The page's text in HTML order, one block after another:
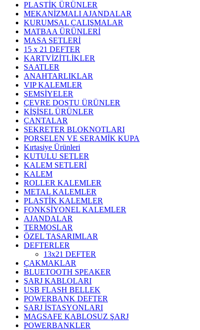
PLASTİK ÜRÜNLER
MEKANİZMALI AJANDALAR
KURUMSAL ÇALIŞMALAR
MATBAA ÜRÜNLERİ
MASA SETLERİ
15 x 21 DEFTER
KARTVİZİTLİKLER
SAATLER
ANAHTARLIKLAR
VIP KALEMLER
ŞEMSİYELER
ÇEVRE DOSTU ÜRÜNLER
KİŞİSEL ÜRÜNLER
ÇANTALAR
SEKRETER BLOKNOTLARI
PORSELEN VE SERAMİK KUPA
Kırtasiye Ürünleri
KUTULU SETLER
KALEM SETLERİ
KALEM
ROLLER KALEMLER
METAL KALEMLER
PLASTİK KALEMLER
FONKSİYONEL KALEMLER
AJANDALAR
TERMOSLAR
ÖZEL TASARIMLAR
DEFTERLER
13x21 DEFTER
ÇAKMAKLAR
BLUETOOTH SPEAKER
ŞARJ KABLOLARI
USB FLASH BELLEK
POWERBANK DEFTER
ŞARJ İSTASYONLARI
MAGSAFE KABLOSUZ ŞARJ
POWERBANKLER